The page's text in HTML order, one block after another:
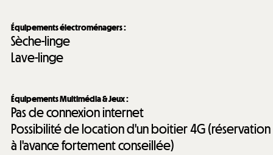
Équipements électroménagers:
Sèche-linge
Lave-linge
Équipements Multimédia & Jeux:
Pas de connexion internet
Possibilité de location d'un boitier 4G (réservation
à l'avance fortement conseillée)